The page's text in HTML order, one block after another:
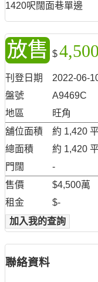
1420呎闊面巷單邊
放售 $
刊登日期
2022-06-
盤號
A9469C
地區
旺角
舖位面積
約 1,420
總面積
約 1,420
門闊
-
售價
$4,500萬
租金
$-
加入我的查詢
聯絡資料